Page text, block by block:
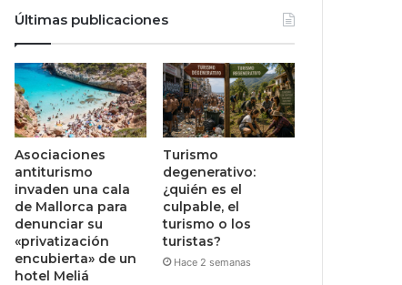
Últimas publicaciones
Asociaciones
antiturismo
invaden una cala
de Mallorca para
denunciar su
«privatización
encubierta» de un
hotel Meliá
Turismo
degenerativo:
¿quién es el
culpable, el
turismo o los
turistas?
Hace 2 semanas